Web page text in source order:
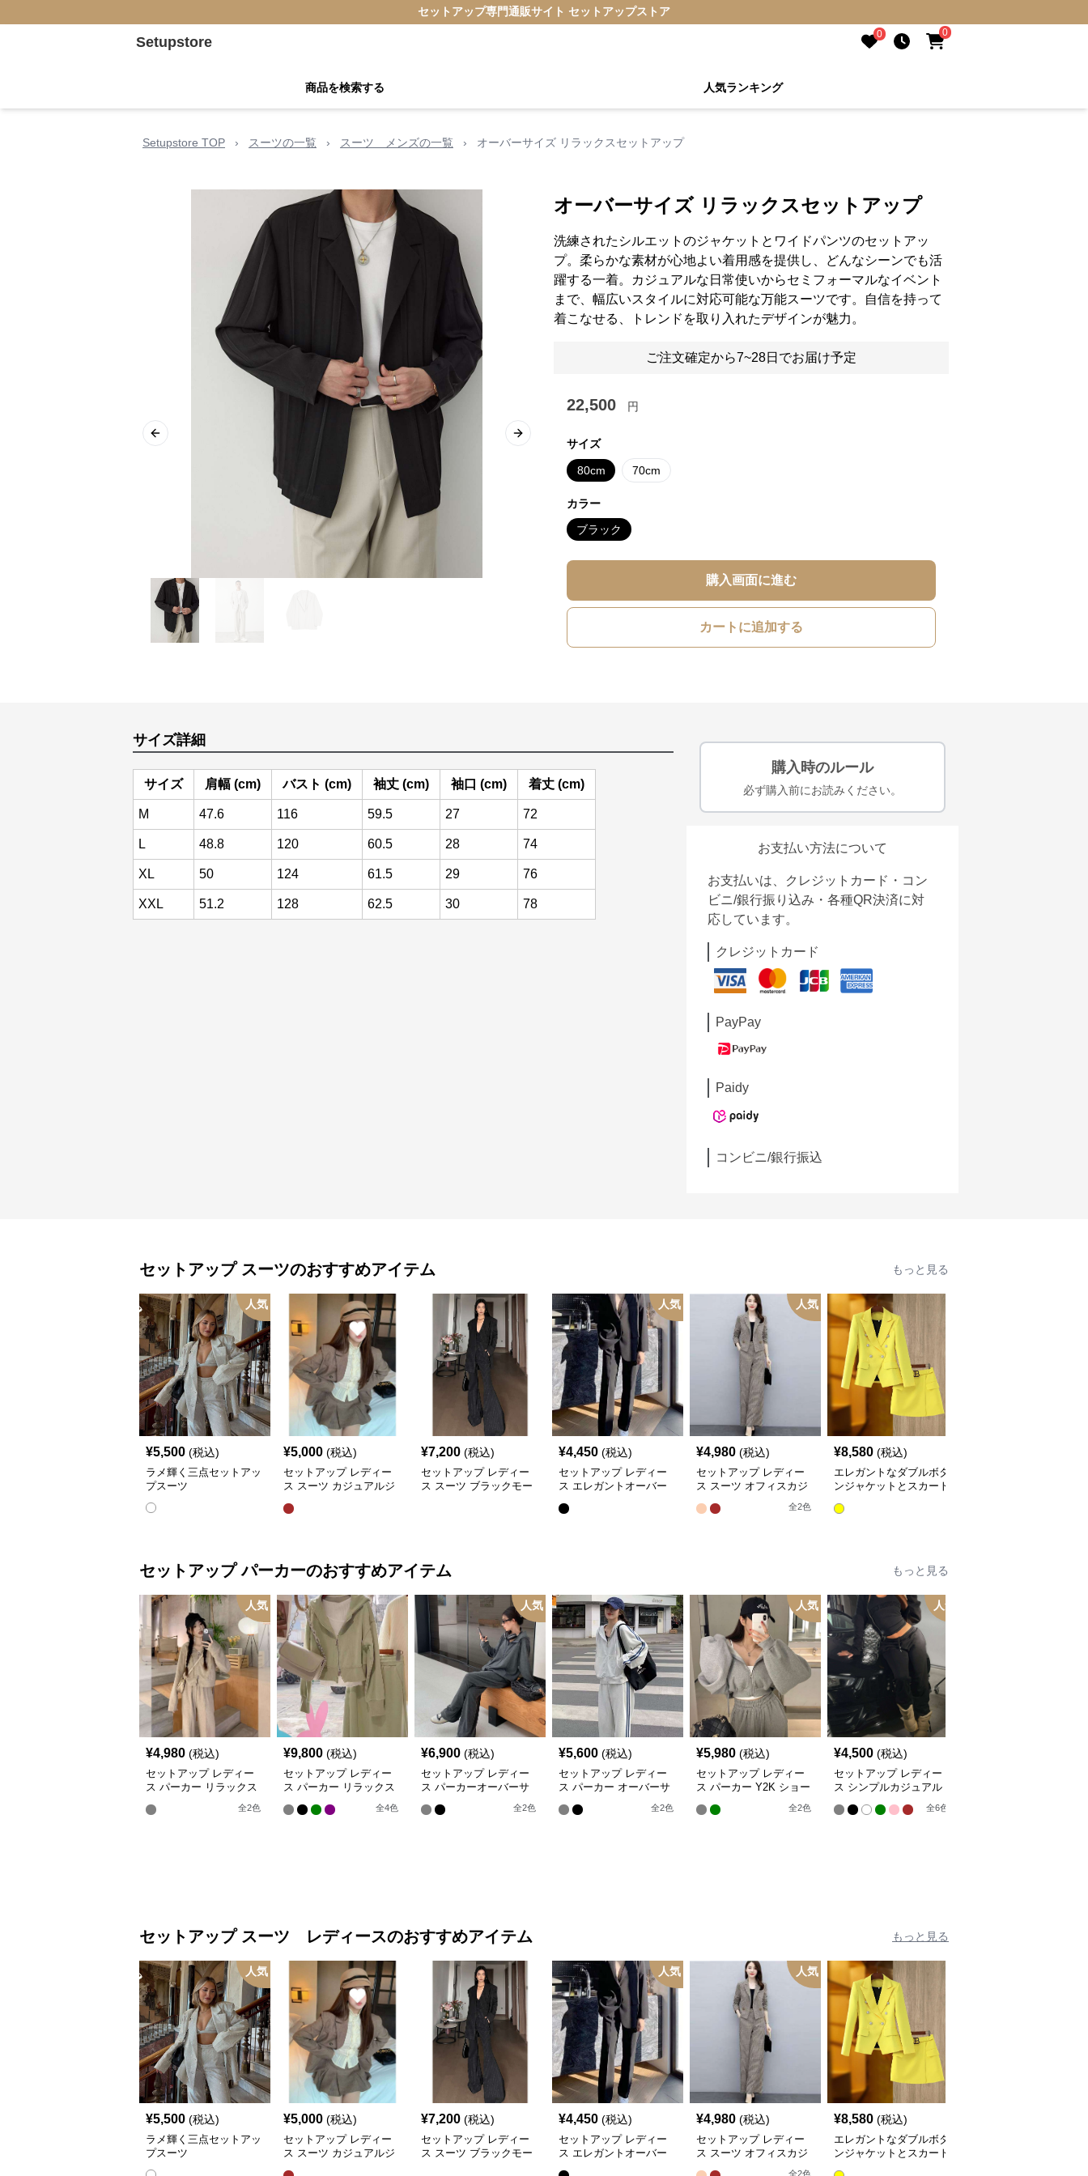
セットアップ専門通販サイト セットアップストア
Setupstore 0 0
商品を検索する 人気ランキング
Setupstore TOP › スーツの一覧 › スーツ メンズの一覧 › オーバーサイズ リラックスセットアップ
Previous slide Next slide
オーバーサイズ リラックスセットアップ
洗練されたシルエットのジャケットとワイドパンツのセットアッ
プ。柔らかな素材が心地よい着用感を提供し、どんなシーンでも活
躍する一着。カジュアルな日常使いからセミフォーマルなイベント
まで、幅広いスタイルに対応可能な万能スーツです。自信を持って
着こなせる、トレンドを取り入れたデザインが魅力。
ご注文確定から7~28日でお届け予定
22,500 円
サイズ
80cm 70cm
カラー
ブラック
購入画面に進む
カートに追加する
サイズ詳細
サイズ 肩幅 (cm) バスト (cm) 袖丈 (cm) 袖口 (cm) 着丈 (cm)
M 47.6 116 59.5 27 72
L 48.8 120 60.5 28 74
XL 50 124 61.5 29 76
XXL 51.2 128 62.5 30 78
購入時のルール
必ず購入前にお読みください。
お支払い方法について
お支払いは、クレジットカード・コン
ビニ/銀行振り込み・各種QR決済に対
応しています。
クレジットカード
PayPay
Paidy
コンビニ/銀行振込
セットアップ スーツのおすすめアイテム もっと見る
人気
¥5,500 (税込)
ラメ輝く三点セットアッ
プスーツ
¥5,000 (税込)
セットアップ レディー
ス スーツ カジュアルジ
ツショートスカート
¥7,200 (税込)
セットアップ レディー
ス スーツ ブラックモー
人気
¥4,450 (税込)
セットアップ レディー
ス エレガントオーバー
人気
¥4,980 (税込)
セットアップ レディー
ス スーツ オフィスカジ
ュアルチェック柄ジャケ
ット&ワイドパンツ
全2色
¥8,580 (税込)
エレガントなダブルボタ
ンジャケットとスカート
セットアップ パーカーのおすすめアイテム もっと見る
人気
¥4,980 (税込)
セットアップ レディー
ス パーカー リラックス
ジップアップパーカー&
パンツ
全2色
¥9,800 (税込)
セットアップ レディー
ス パーカー リラックス
フィット パステルグリ
ーン フーディーセット
全4色
人気
¥6,900 (税込)
セットアップ レディー
ス パーカーオーバーサ
イズ シンプルスウェッ
トパーカー上下
全2色
¥5,600 (税込)
セットアップ レディー
ス パーカー オーバーサ
イズジップパーカー&リ
ラックストラックパンツ
全2色
人気
¥5,980 (税込)
セットアップ レディー
ス パーカー Y2K ショー
トジップアップパーカー
＆ワイドパンツ
全2色
人気
¥4,500 (税込)
セットアップ レディー
ス シンプルカジュアル
全6色
セットアップ スーツ レディースのおすすめアイテム もっと見る
人気
¥5,500 (税込)
ラメ輝く三点セットアッ
プスーツ
¥5,000 (税込)
セットアップ レディー
ス スーツ カジュアルジ
¥7,200 (税込)
セットアップ レディー
ス スーツ ブラックモー
人気
¥4,450 (税込)
セットアップ レディー
ス エレガントオーバー
人気
¥4,980 (税込)
セットアップ レディー
ス スーツ オフィスカジ
ュアルチェック柄ジャケ
全2色
¥8,580 (税込)
エレガントなダブルボタ
ンジャケットとスカート